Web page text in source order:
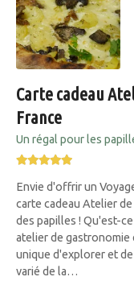
Carte cadeau
France
Un régal pour les
Envie d'offrir un
carte cadeau Atelier
des papilles ! Qu'est-
atelier de
unique d'explorer et
varié de la…